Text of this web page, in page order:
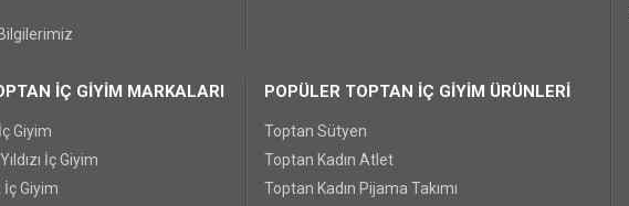
İÇ GİYİM MARKALARI
Giyim
İç Giyim
Giyim
POPÜLER TOPTAN İÇ GİYİM ÜRÜNLERİ
Toptan Sütyen
Toptan Kadın Atlet
Toptan Kadın Pijama Takımı